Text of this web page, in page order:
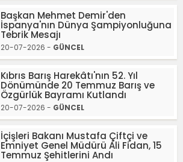
Başkan Mehmet Demir'den
İspanya'nın Dünya Şampiyonluğuna
Tebrik Mesajı
20-07-2026 - GÜNCEL
Kıbrıs Barış Harekâtı'nın 52. Yıl
Dönümünde 20 Temmuz Barış ve
Özgürlük Bayramı Kutlandı
20-07-2026 - GÜNCEL
İçişleri Bakanı Mustafa Çiftçi ve
Emniyet Genel Müdürü Ali Fidan, 15
Temmuz Şehitlerini Andı